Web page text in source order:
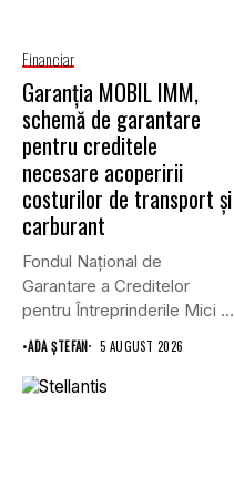
Financiar
Garanţia MOBIL IMM,
schemă de garantare
pentru creditele
necesare acoperirii
costurilor de transport şi
carburant
Fondul Național de
Garantare a Creditelor
pentru Întreprinderile Mici și
Mijlocii (FNGCIMM)...
•ADA ȘTEFAN 5 AUGUST 2026